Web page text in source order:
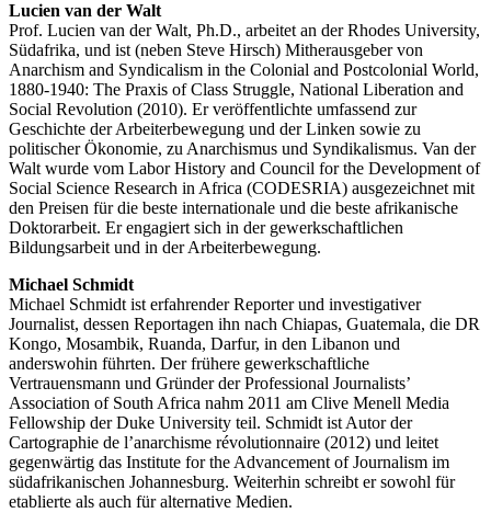
Lucien van der Walt
Prof. Lucien van der Walt, Ph.D., arbeitet an der Rhodes University,
Südafrika, und ist (neben Steve Hirsch) Mitherausgeber von
Anarchism and Syndicalism in the Colonial and Postcolonial World,
1880-1940: The Praxis of Class Struggle, National Liberation and
Social Revolution (2010). Er veröffentlichte umfassend zur
Geschichte der Arbeiterbewegung und der Linken sowie zu
politischer Ökonomie, zu Anarchismus und Syndikalismus. Van der
Walt wurde vom Labor History and Council for the Development of
Social Science Research in Africa (CODESRIA) ausgezeichnet mit
den Preisen für die beste internationale und die beste afrikanische
Doktorarbeit. Er engagiert sich in der gewerkschaftlichen
Bildungsarbeit und in der Arbeiterbewegung.
Michael Schmidt
Michael Schmidt ist erfahrender Reporter und investigativer
Journalist, dessen Reportagen ihn nach Chiapas, Guatemala, die DR
Kongo, Mosambik, Ruanda, Darfur, in den Libanon und
anderswohin führten. Der frühere gewerkschaftliche
Vertrauensmann und Gründer der Professional Journalists’
Association of South Africa nahm 2011 am Clive Menell Media
Fellowship der Duke University teil. Schmidt ist Autor der
Cartographie de l’anarchisme révolutionnaire (2012) und leitet
gegenwärtig das Institute for the Advancement of Journalism im
südafrikanischen Johannesburg. Weiterhin schreibt er sowohl für
etablierte als auch für alternative Medien.